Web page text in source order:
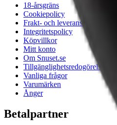
18-årsgräns
Cookiepolicy
Frakt- och leveransvillkor
Integritetspolicy
Köpvillkor
Mitt konto
Om Snuset.se
Tillgänglighetsredogörelse
Vanliga frågor
Varumärken
Ånger
Betalpartner